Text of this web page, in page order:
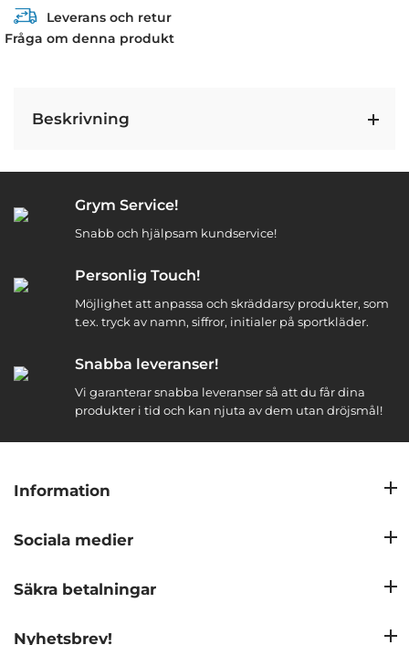
Leverans och retur
Fråga om denna produkt
Beskrivning
Grym Service!
Snabb och hjälpsam kundservice!
Personlig Touch!
Möjlighet att anpassa och skräddarsy produkter, som
t.ex. tryck av namn, siffror, initialer på sportkläder.
Snabba leveranser!
Vi garanterar snabba leveranser så att du får dina
produkter i tid och kan njuta av dem utan dröjsmål!
Information
Sociala medier
Säkra betalningar
Nyhetsbrev!